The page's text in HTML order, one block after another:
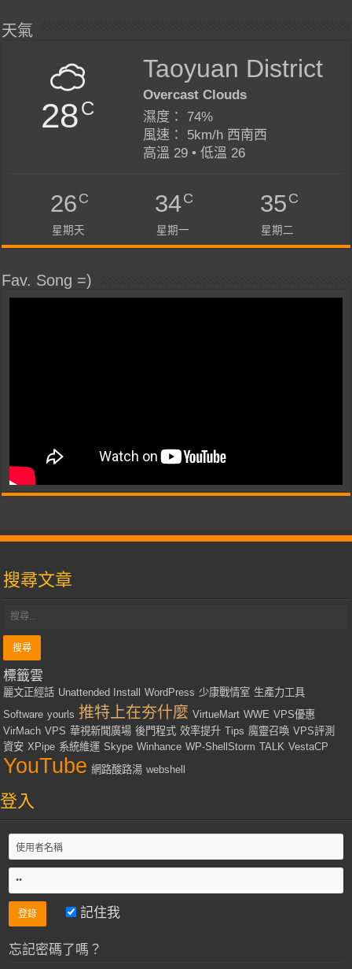
天氣
28C
Taoyuan District
Overcast Clouds
濕度： 74%
風速： 5km/h 西南西
高溫 29 • 低溫 26
26C
星期天
34C
星期一
35C
星期二
Fav. Song =)
搜尋文章
標籤雲
麗文正經話 Unattended Install WordPress 少康戰情室 生產力工具
Software yourls 推特上在夯什麼 VirtueMart WWE VPS優惠
VirMach VPS 華視新聞廣場 後門程式 效率提升 Tips 魔靈召喚 VPS評測
資安 XPipe 系統維運 Skype Winhance WP-ShellStorm TALK VestaCP
YouTube 網路酸路湯 webshell
登入
記住我
忘記密碼了嗎？